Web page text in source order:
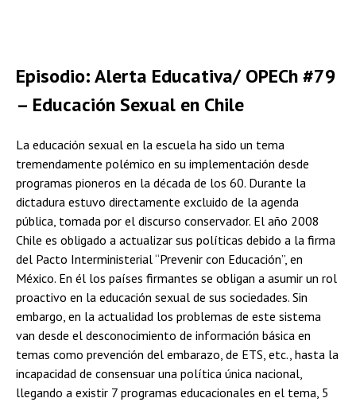
Episodio: Alerta Educativa/ OPECh #79
– Educación Sexual en Chile
La educación sexual en la escuela ha sido un tema
tremendamente polémico en su implementación desde
programas pioneros en la década de los 60. Durante la
dictadura estuvo directamente excluido de la agenda
pública, tomada por el discurso conservador. El año 2008
Chile es obligado a actualizar sus políticas debido a la firma
del Pacto Interministerial “Prevenir con Educación”, en
México. En él los países firmantes se obligan a asumir un rol
proactivo en la educación sexual de sus sociedades. Sin
embargo, en la actualidad los problemas de este sistema
van desde el desconocimiento de información básica en
temas como prevención del embarazo, de ETS, etc., hasta la
incapacidad de consensuar una política única nacional,
llegando a existir 7 programas educacionales en el tema, 5